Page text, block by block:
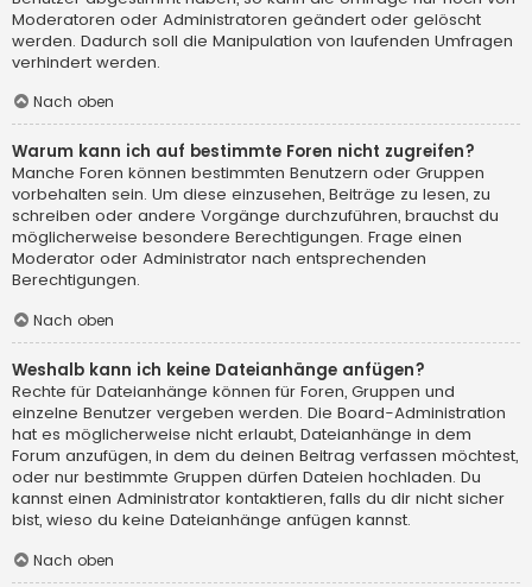
Moderatoren oder Administratoren geändert oder gelöscht
werden. Dadurch soll die Manipulation von laufenden Umfragen
verhindert werden.
Nach oben
Warum kann ich auf bestimmte Foren nicht zugreifen?
Manche Foren können bestimmten Benutzern oder Gruppen
vorbehalten sein. Um diese einzusehen, Beiträge zu lesen, zu
schreiben oder andere Vorgänge durchzuführen, brauchst du
möglicherweise besondere Berechtigungen. Frage einen
Moderator oder Administrator nach entsprechenden
Berechtigungen.
Nach oben
Weshalb kann ich keine Dateianhänge anfügen?
Rechte für Dateianhänge können für Foren, Gruppen und
einzelne Benutzer vergeben werden. Die Board-Administration
hat es möglicherweise nicht erlaubt, Dateianhänge in dem
Forum anzufügen, in dem du deinen Beitrag verfassen möchtest,
oder nur bestimmte Gruppen dürfen Dateien hochladen. Du
kannst einen Administrator kontaktieren, falls du dir nicht sicher
bist, wieso du keine Dateianhänge anfügen kannst.
Nach oben